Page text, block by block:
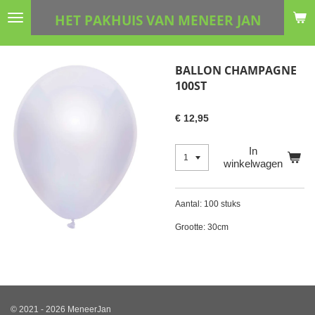
Ga
hoofdinhoud
HET PAKHUIS VAN MENEER JAN
BALLON CHAMPAGNE
100ST
€ 12,95
In
winkelwagen
Aantal: 100 stuks
Grootte: 30cm
© 2021 - 2026 MeneerJan